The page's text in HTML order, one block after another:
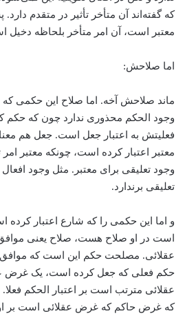
که گفته‌اند آن متأخر تأثیر در متقدم
معتبر است، آن امر متأخر بلحاظه
اما صلاحش:
ماند صلاحش آخه. اما صلاح این حکمی که
وجود الحکم محذوری ندارد چون که حکم
فعلیتش به اعتبار جعل است. جعل هم
معتبر اعتبار کرده است، چونکه معتبر
وجود تعلیقی برای معتبر. مثل وجود
تعلیقی برندارد.
و اما این حکمی را که شارع اعتبار کرده
است در او صلاح هست، صلاح یعنی
عقلائی. مصلحت حکم این است که
حکم فعلی که جعل کرده است، یک غرض
عقلائی مترتب است بر اعتبار الحکم
که غرض حاکم که غرض عقلائی است بر